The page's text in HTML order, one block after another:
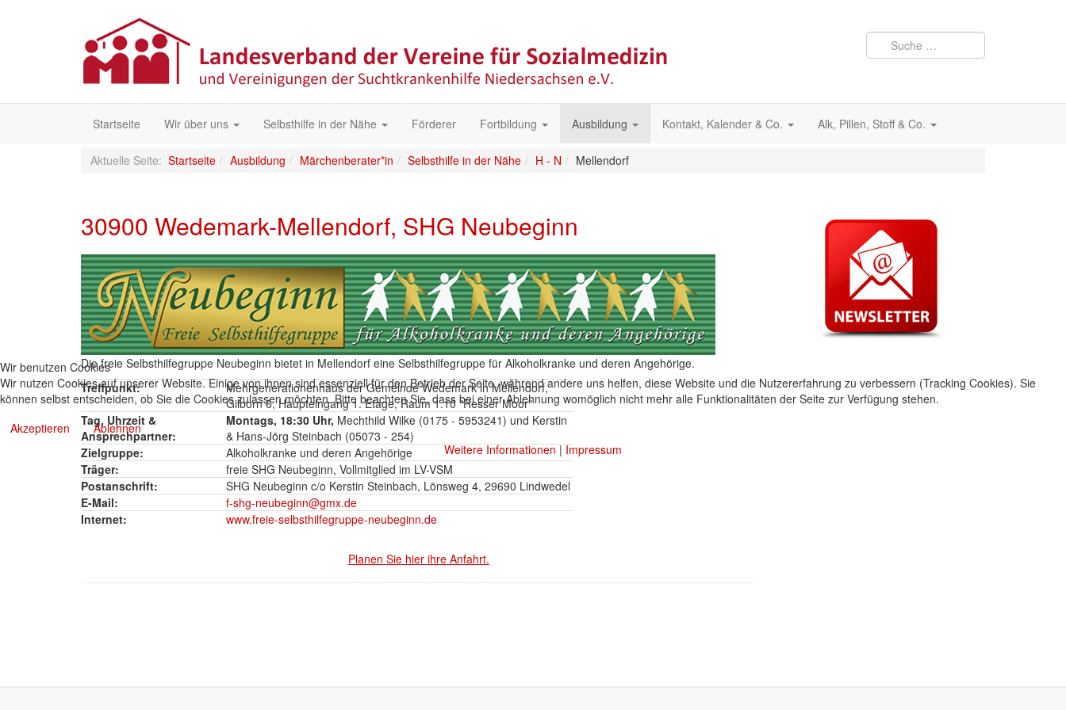
Startseite Wir über uns Selbsthilfe in der Nähe Förderer Fortbildung Ausbildung Kontakt, Kalender & Co. Alk, Pillen, Stoff & Co.
Aktuelle Seite: Startseite Ausbildung Märchenberater*in Selbsthilfe in der Nähe H - N Mellendorf
30900 Wedemark-Mellendorf, SHG Neubeginn
Die freie Selbsthilfegruppe Neubeginn bietet in Mellendorf eine Selbsthilfegruppe für Alkoholkranke und deren Angehörige.
Treffpunkt:
Mehrgenerationenhaus der Gemeinde Wedemark in Mellendorf,
Gilborn 6, Haupteingang 1. Etage, Raum 1.10 "Resser Moor"
Tag, Uhrzeit &
Ansprechpartner:
Montags, 18:30 Uhr, Mechthild Wilke (0175 - 5953241) und Kerstin
& Hans-Jörg Steinbach (05073 - 254)
Zielgruppe:
Alkoholkranke und deren Angehörige
Träger:
freie SHG Neubeginn, Vollmitglied im LV-VSM
Postanschrift:
SHG Neubeginn c/o Kerstin Steinbach, Lönsweg 4, 29690 Lindwedel
E-Mail:
f-shg-neubeginn@gmx.de
Internet:
www.freie-selbsthilfegruppe-neubeginn.de
Planen Sie hier ihre Anfahrt.
Wir benutzen Cookies
Wir nutzen Cookies auf unserer Website. Einige von ihnen sind essenziell für den Betrieb der Seite, während andere uns helfen, diese Website und die Nutzererfahrung zu verbessern (Tracking Cookies). Sie
können selbst entscheiden, ob Sie die Cookies zulassen möchten. Bitte beachten Sie, dass bei einer Ablehnung womöglich nicht mehr alle Funktionalitäten der Seite zur Verfügung stehen.
Akzeptieren
Ablehnen
Weitere Informationen|Impressum